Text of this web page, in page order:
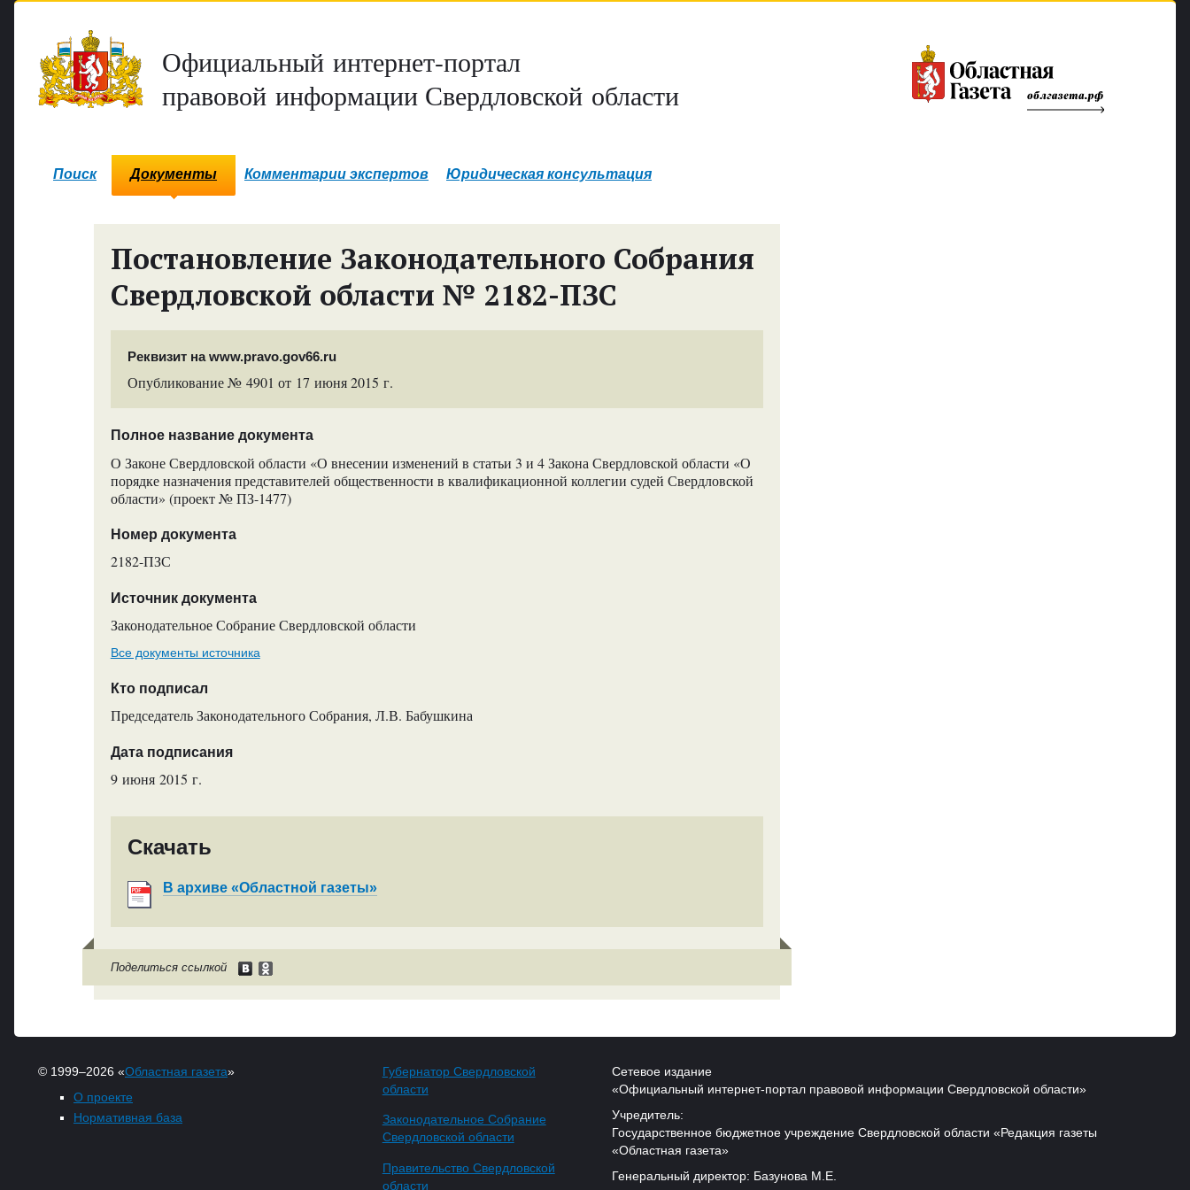
Официальный интернет-портал
правовой информации Свердловской области
Поиск Документы Комментарии экспертов Юридическая консультация
Постановление Законодательного Собрания
Свердловской области № 2182-ПЗС
Реквизит на www.pravo.gov66.ru
Опубликование № 4901 от 17 июня 2015 г.
Полное название документа
О Законе Свердловской области «О внесении изменений в статьи 3 и 4 Закона Свердловской области «О
порядке назначения представителей общественности в квалификационной коллегии судей Свердловской
области» (проект № ПЗ-1477)
Номер документа
2182-ПЗС
Источник документа
Законодательное Собрание Свердловской области
Все документы источника
Кто подписал
Председатель Законодательного Собрания, Л.В. Бабушкина
Дата подписания
9 июня 2015 г.
Скачать
В архиве «Областной газеты»
Поделиться ссылкой
© 1999–2026 «Областная газета»
О проекте
Нормативная база
Губернатор Свердловской
области
Законодательное Собрание
Свердловской области
Правительство Свердловской
области
Сетевое издание
«Официальный интернет-портал правовой информации Свердловской области»
Учредитель:
Государственное бюджетное учреждение Свердловской области «Редакция газеты
«Областная газета»
Генеральный директор: Базунова М.Е.